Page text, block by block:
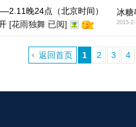
晚24点（北京时间）
[花雨独舞 已阅]
冰糖
2015-2-
1 2 3 4
返回首页